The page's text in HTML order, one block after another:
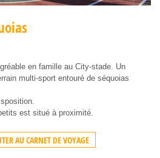
en famille au City-stade. Un
multi-sport entouré de séquoias
est situé à proximité.
AU CARNET DE VOYAGE